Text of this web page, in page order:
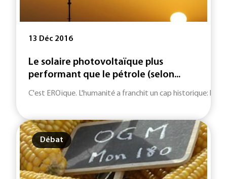
13 Déc 2016
Le solaire photovoltaïque plus
performant que le pétrole (selon...
C'est EROïque. L'humanité a franchit un cap historique: le
Débat